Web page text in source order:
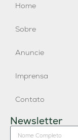
Home
Sobre
Anuncie
Imprensa
Contato
Newsletter